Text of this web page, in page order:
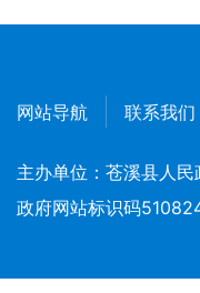
网站导航 联系我们
主办单位：苍溪县人民
政府网站标识码